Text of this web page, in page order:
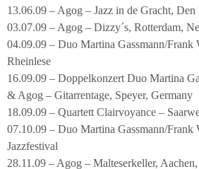
13.06.09 – Agog – Jazz in de Gracht, Den
03.07.09 – Agog – Dizzy´s, Rotterdam,
04.09.09 – Duo Martina Gassmann/
Rheinlese
16.09.09 – Doppelkonzert Duo Martina
& Agog – Gitarrentage, Speyer, Germany
18.09.09 – Quartett Clairvoyance –
07.10.09 – Duo Martina Gassmann/Frank
Jazzfestival
28.11.09 – Agog – Malteserkeller,